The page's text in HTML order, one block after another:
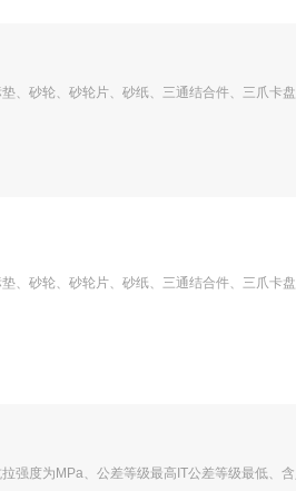
、砂轮、砂轮片、砂纸、三通结合件、三爪卡
、砂轮、砂轮片、砂纸、三通结合件、三爪卡
强度为MPa、公差等级最高IT公差等级最低、含